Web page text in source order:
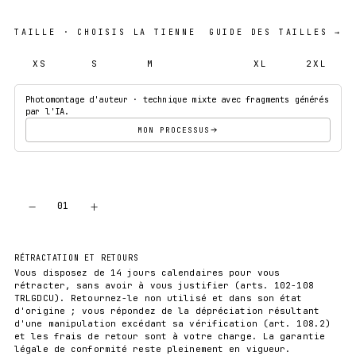
TAILLE · CHOISIS LA TIENNE GUIDE DES TAILLES →
XS S M XL 2XL
Photomontage d'auteur · technique mixte avec fragments générés
par l'IA.
MON PROCESSUS
− 01 +
RÉTRACTATION ET RETOURS
Vous disposez de 14 jours calendaires pour vous
rétracter, sans avoir à vous justifier (arts. 102-108
TRLGDCU). Retournez-le non utilisé et dans son état
d'origine ; vous répondez de la dépréciation résultant
d'une manipulation excédant sa vérification (art. 108.2)
et les frais de retour sont à votre charge. La garantie
légale de conformité reste pleinement en vigueur.